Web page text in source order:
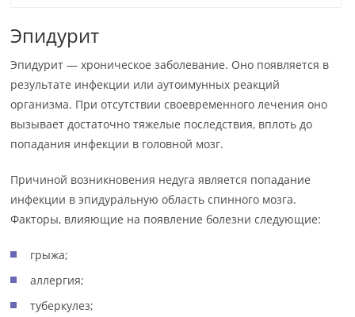
Эпидурит
Эпидурит — хроническое заболевание. Оно появляется в
результате инфекции или аутоимунных реакций
организма. При отсутствии своевременного лечения оно
вызывает достаточно тяжелые последствия, вплоть до
попадания инфекции в головной мозг.
Причиной возникновения недуга является попадание
инфекции в эпидуральную область спинного мозга.
Факторы, влияющие на появление болезни следующие:
грыжа;
аллергия;
туберкулез;